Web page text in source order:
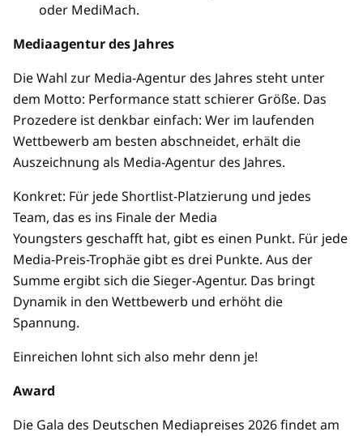
oder MediMach.
Mediaagentur des Jahres
Die Wahl zur Media-Agentur des Jahres steht unter
dem Motto: Performance statt schierer Größe. Das
Prozedere ist denkbar einfach: Wer im laufenden
Wettbewerb am besten abschneidet, erhält die
Auszeichnung als Media-Agentur des Jahres.
Konkret: Für jede Shortlist-Platzierung und jedes
Team, das es ins Finale der Media
Youngsters geschafft hat, gibt es einen Punkt. Für jede
Media-Preis-Trophäe gibt es drei Punkte. Aus der
Summe ergibt sich die Sieger-Agentur. Das bringt
Dynamik in den Wettbewerb und erhöht die
Spannung.
Einreichen lohnt sich also mehr denn je!
Award
Die Gala des Deutschen Mediapreises 2026 findet am